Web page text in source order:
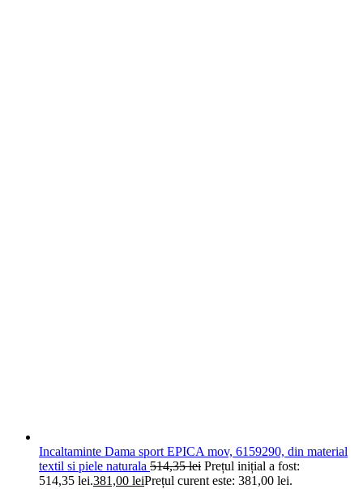
Incaltaminte Dama sport EPICA mov, 6159290, din material
textil si piele naturala 514,35lei Prețul inițial a fost:
514,35 lei.381,00 leiPrețul curent este: 381,00 lei.